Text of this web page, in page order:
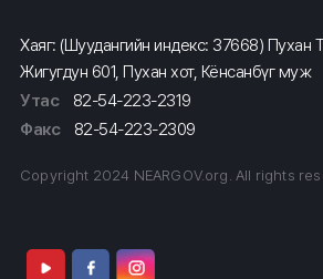
Хаяг: (Шуудангийн индекс: 37668) Пухан
Жигугдун 601, Пухан хот, Кёнсанбүг муж
Утас
82-54-223-2319
Факс
82-54-223-2309
Copyright 2024 NEARGOV.org. All rights